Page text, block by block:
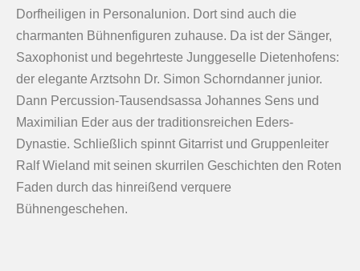
Dorfheiligen in Personalunion. Dort sind auch die
charmanten Bühnenfiguren zuhause. Da ist der Sänger,
Saxophonist und begehrteste Junggeselle Dietenhofens:
der elegante Arztsohn Dr. Simon Schorndanner junior.
Dann Percussion-Tausendsassa Johannes Sens und
Maximilian Eder aus der traditionsreichen Eders-
Dynastie. Schließlich spinnt Gitarrist und Gruppenleiter
Ralf Wieland mit seinen skurrilen Geschichten den Roten
Faden durch das hinreißend verquere
Bühnengeschehen.